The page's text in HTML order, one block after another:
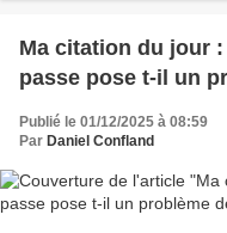
Ma citation du jour
passe pose t-il un
Publié le 01/12/2025 à 08:59
Par Daniel Confland